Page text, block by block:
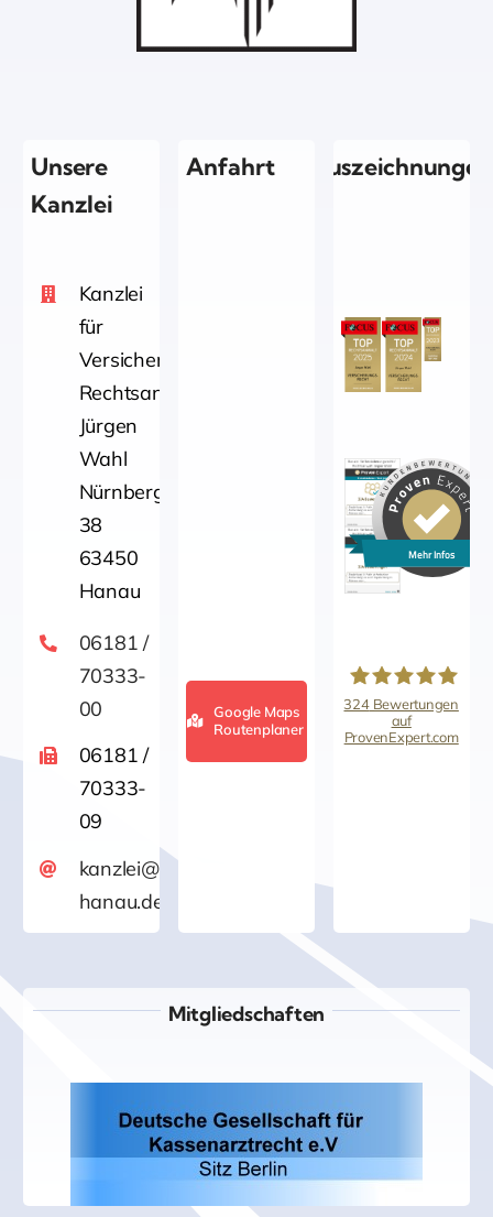
Unsere
Kanzlei
Kanzlei
für
Versicherungsrecht
Rechtsanwalt
Jürgen
Wahl
Nürnbergerstraße
38
63450
Hanau
06181 /
70333-
00
06181 /
70333-
09
kanzlei@versicherungsrecht-
hanau.de
Anfahrt
Google Maps
Routenplaner
Auszeichnungen
Mehr Infos
Kanzlei für
324Bewertungen
auf
ProvenExpert.com
Mitgliedschaften